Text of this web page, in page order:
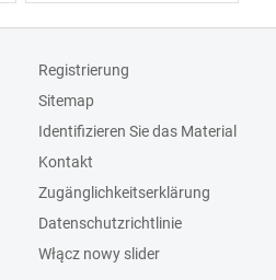
Registrierung
Sitemap
Identifizieren Sie das Material
Kontakt
Zugänglichkeitserklärung
Datenschutzrichtlinie
Włącz nowy slider